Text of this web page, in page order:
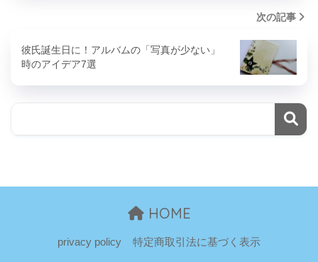
次の記事
彼氏誕生日に！アルバムの「写真が少ない」
時のアイデア7選
HOME
privacy policy 特定商取引法に基づく表示